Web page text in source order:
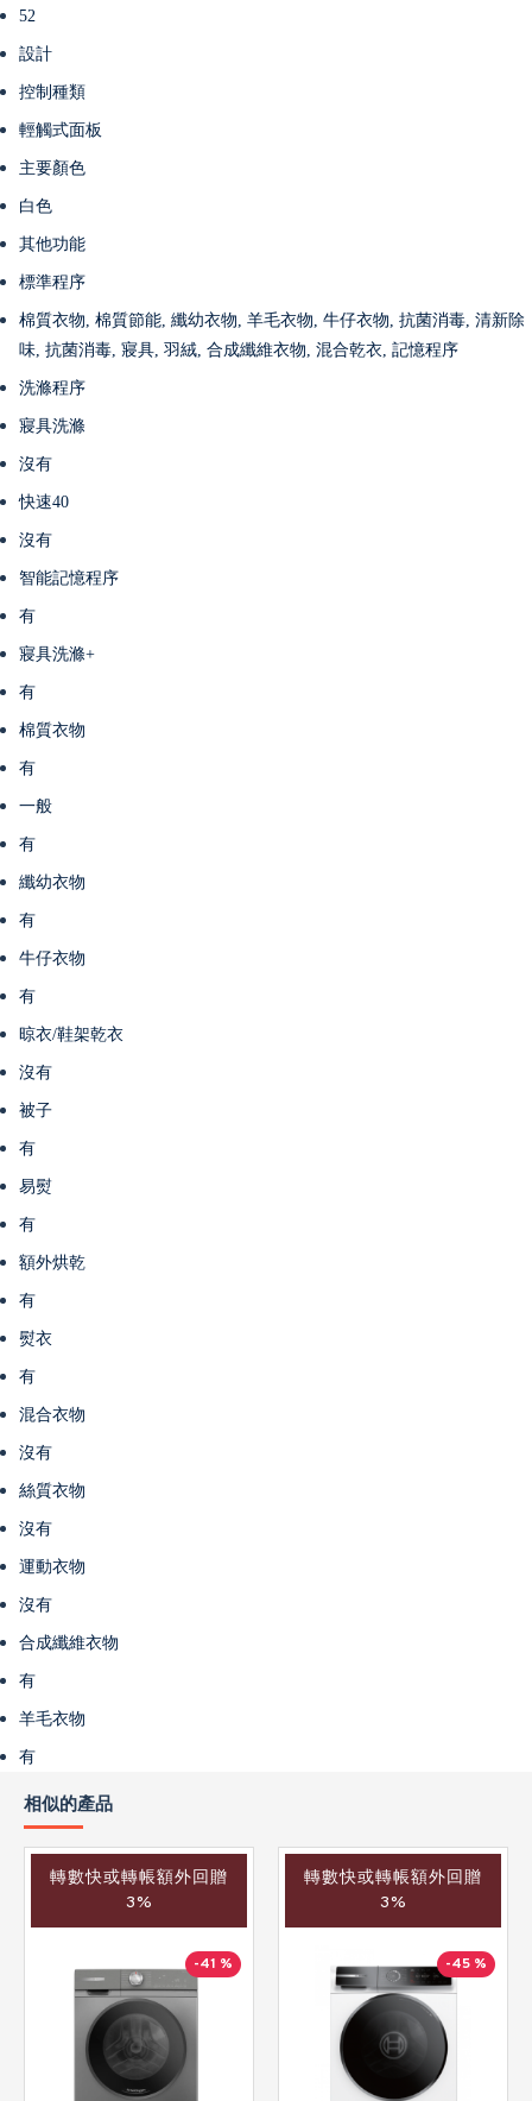
52
設計
控制種類
輕觸式面板
主要顏色
白色
其他功能
標準程序
棉質衣物, 棉質節能, 纖幼衣物, 羊毛衣物, 牛仔衣物, 抗菌消毒, 清新除
味, 抗菌消毒, 寢具, 羽絨, 合成纖維衣物, 混合乾衣, 記憶程序
洗滌程序
寢具洗滌
沒有
快速40
沒有
智能記憶程序
有
寢具洗滌+
有
棉質衣物
有
一般
有
纖幼衣物
有
牛仔衣物
有
晾衣/鞋架乾衣
沒有
被子
有
易熨
有
額外烘乾
有
熨衣
有
混合衣物
沒有
絲質衣物
沒有
運動衣物
沒有
合成纖維衣物
有
羊毛衣物
有
相似的產品
轉數快或轉帳額外回贈
3%
-41 %
轉數快或轉帳額外回贈
3%
-45 %